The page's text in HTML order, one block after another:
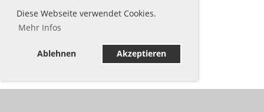
Diese Webseite verwendet Cookies.
Mehr Infos
Ablehnen Akzeptieren